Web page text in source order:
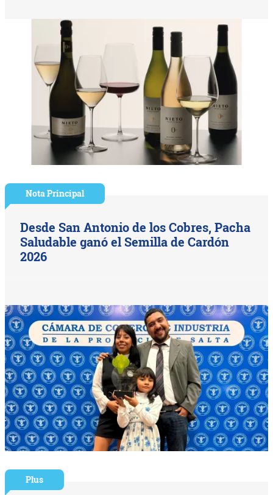
Nota Principal
Desde San Antonio de los Cobres, Pacha
Saludable ganó el Semilla de Cardón
2026
Plus